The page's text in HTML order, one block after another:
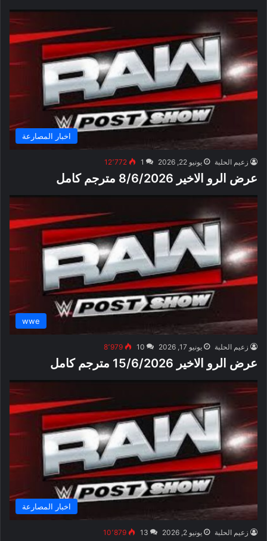
اخبار المصارعة
زعيم الحلبة يونيو 22, 2026 1 12٬772
عرض الرو الاخير 8/6/2026 مترجم كامل
wwe
زعيم الحلبة يونيو 17, 2026 10 8٬979
عرض الرو الاخير 15/6/2026 مترجم كامل
اخبار المصارعة
زعيم الحلبة يونيو 2, 2026 13 10٬879